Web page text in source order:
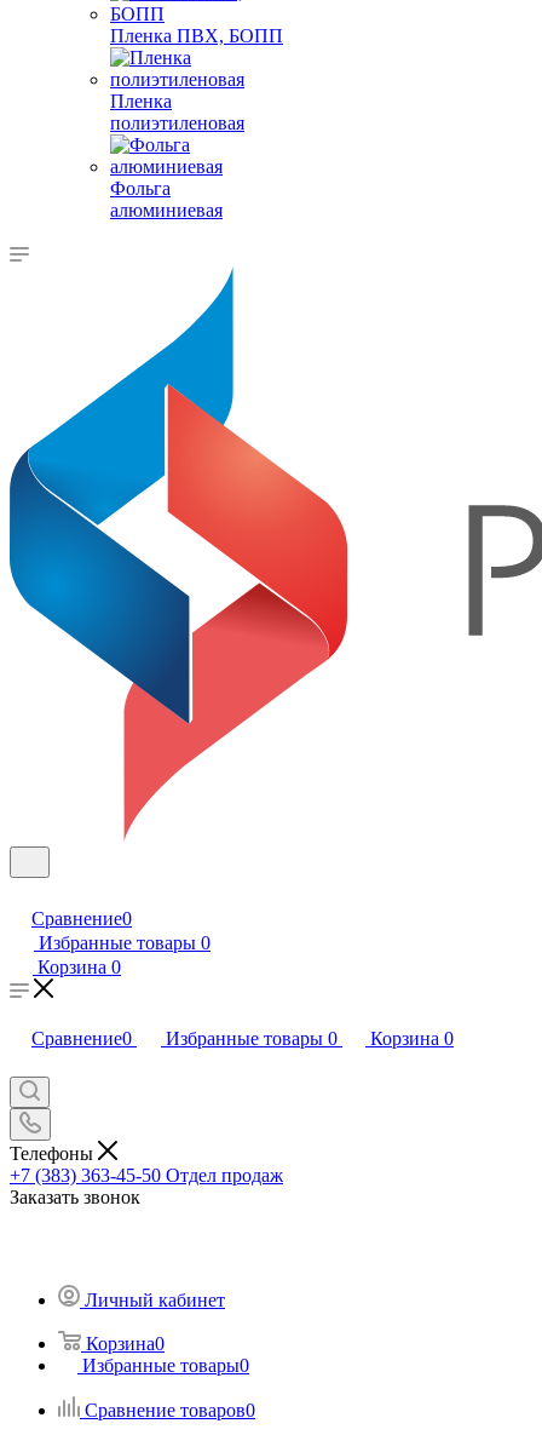
Пленка ПВХ, БОПП
Пленка
полиэтиленовая
Фольга
алюминиевая
Сравнение0
Избранные товары 0
Корзина 0
Сравнение0 Избранные товары 0 Корзина 0
Телефоны
+7 (383) 363-45-50 Отдел продаж
Заказать звонок
Личный кабинет
Корзина0
Избранные товары0
Сравнение товаров0